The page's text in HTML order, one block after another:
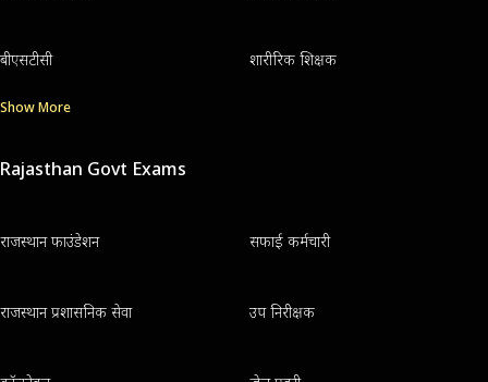
बीएसटीसी शारीरिक शिक्षक
Show More
Rajasthan Govt Exams
राजस्थान फाउंडेशन सफाई कर्मचारी
राजस्थान प्रशासनिक सेवा उप निरीक्षक